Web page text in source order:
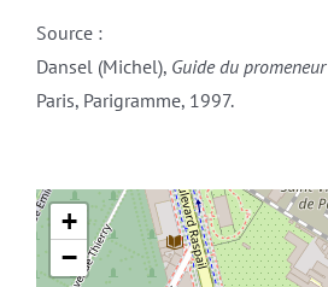
Source :
Dansel (Michel), Guide du promeneur
Paris, Parigramme, 1997.
+
−